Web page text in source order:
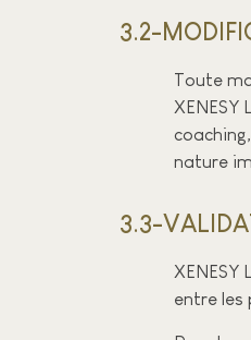
3.2-
Toute
nature
3.3-
entre les